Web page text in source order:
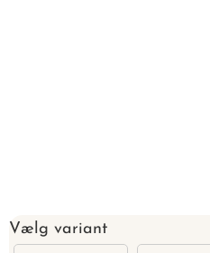
Vælg variant